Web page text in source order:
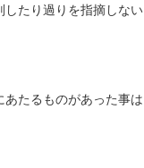
たり過りを指摘しない
たるものがあった事は